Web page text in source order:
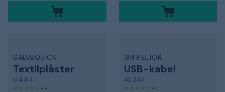
SALVEQUICK
Textilplåster
6444
4,4
3M PELTOR
USB-kabel
AL2AI
4,2